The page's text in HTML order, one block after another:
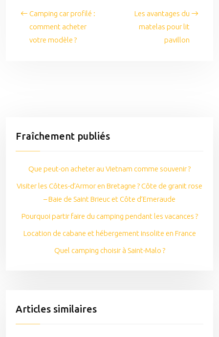
Camping car profilé :
comment acheter
votre modèle ?
Les avantages du
matelas pour lit
pavillon
Fraîchement publiés
Que peut-on acheter au Vietnam comme souvenir ?
Visiter les Côtes-d’Armor en Bretagne ? Côte de granit rose
– Baie de Saint Brieuc et Côte d’Emeraude
Pourquoi partir faire du camping pendant les vacances ?
Location de cabane et hébergement insolite en France
Quel camping choisir à Saint-Malo ?
Articles similaires